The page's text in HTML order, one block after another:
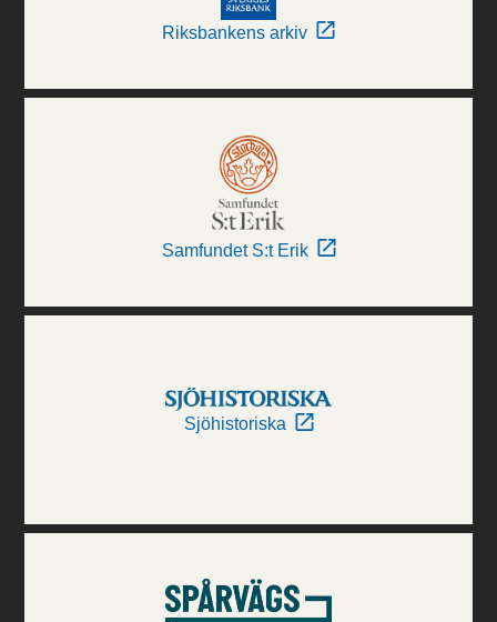
Riksbankens arkiv
Samfundet S:t Erik
Sjöhistoriska